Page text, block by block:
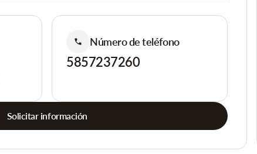
Número de teléfono
5857237260
Solicitar información